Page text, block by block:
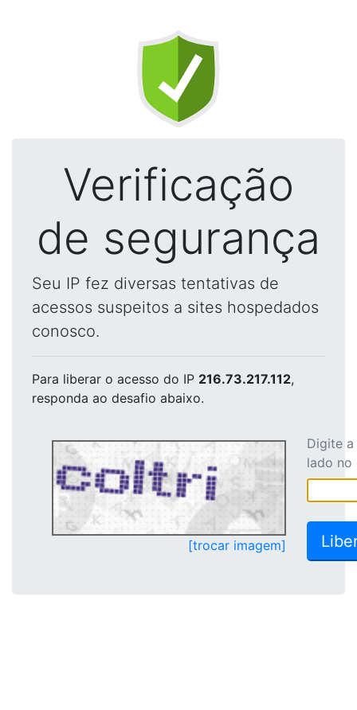
Verificação
de segurança
Seu IP fez diversas tentativas de
acessos suspeitos a sites hospedados
conosco.
Para liberar o acesso do IP 216.73.217.112,
responda ao desafio abaixo.
[trocar imagem]
Digite
lado no